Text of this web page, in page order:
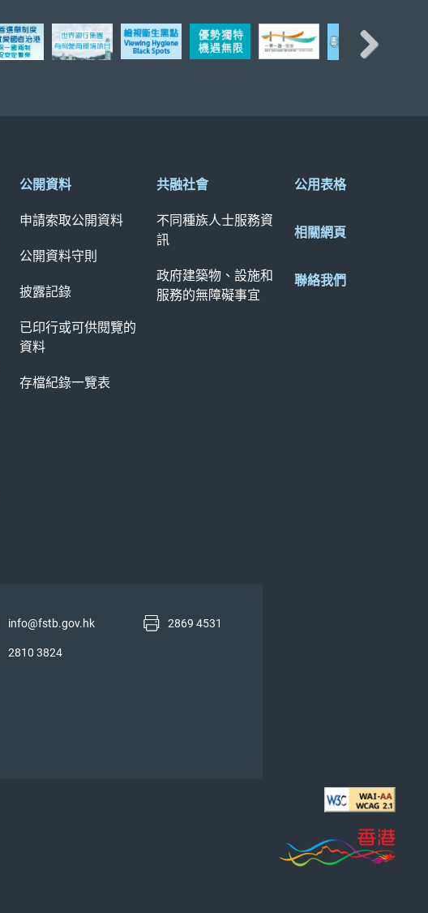
公開資料
申請索取公開資料
公開資料守則
披露記錄
已印行或可供閱覽的
資料
存檔紀錄一覽表
共融社會
不同種族人士服務資
訊
政府建築物、設施和
服務的無障礙事宜
公用表格
相關網頁
聯絡我們
info@fstb.gov.hk
2810 3824
2869 4531